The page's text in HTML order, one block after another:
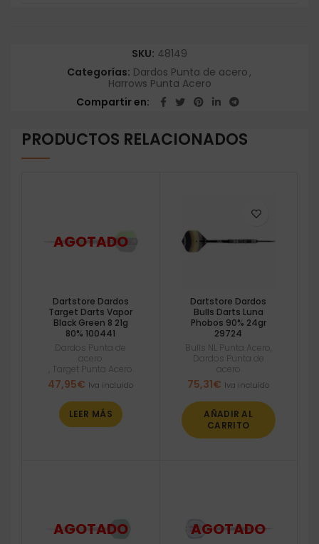
SKU: 48149
Categorías: Dardos Punta de acero,
Harrows Punta Acero
Compartir en
PRODUCTOS RELACIONADOS
Dartstore Dardos
Target Darts Vapor
Black Green 8 21g
80% 100441
Dardos Punta de
acero
Target Punta Acero
47,95€ Iva incluido
LEER MÁS
Dartstore Dardos
Bulls Darts Luna
Phobos 90% 24gr
29724
Bulls NL Punta Acero
Dardos Punta de
acero
75,31€ Iva incluido
AÑADIR AL
CARRITO